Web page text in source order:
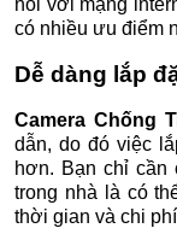
nối với mạng
có nhiều ưu điểm
Dễ dàng lắp
Camera Chống
dẫn, do đó việc
hơn. Bạn chỉ cần
trong nhà là có
thời gian và chi